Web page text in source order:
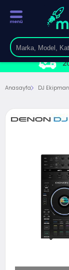
Anasayfa DJ